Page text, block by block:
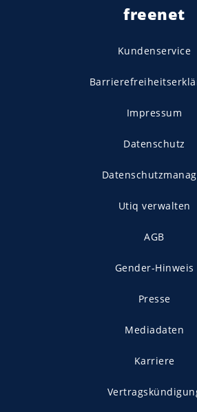
freenet
Kundenservice
Impressum
Datenschutz
Utiq verwalten
AGB
Gender-Hinweis
Presse
Mediadaten
Karriere